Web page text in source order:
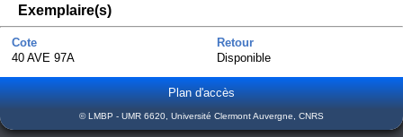
Exemplaire(s)
Cote
Retour
40 AVE 97A
Disponible
Plan d'accès
© LMBP - UMR 6620, Université Clermont Auvergne, CNRS